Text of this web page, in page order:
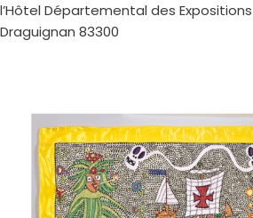
l’Hôtel Départemental des Expositions
Draguignan 83300